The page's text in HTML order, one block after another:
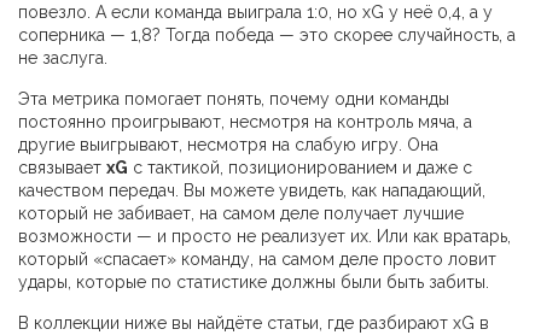
повезло. А если команда выиграла 1:0, но xG у неё 0,4, а у
соперника — 1,8? Тогда победа — это скорее случайность, а
не заслуга.
Эта метрика помогает понять, почему одни команды
постоянно проигрывают, несмотря на контроль мяча, а
другие выигрывают, несмотря на слабую игру. Она
связывает xG с тактикой, позиционированием и даже с
качеством передач. Вы можете увидеть, как нападающий,
который не забивает, на самом деле получает лучшие
возможности — и просто не реализует их. Или как вратарь,
который «спасает» команду, на самом деле просто ловит
удары, которые по статистике должны были быть забиты.
В коллекции ниже вы найдёте статьи, где разбирают xG в